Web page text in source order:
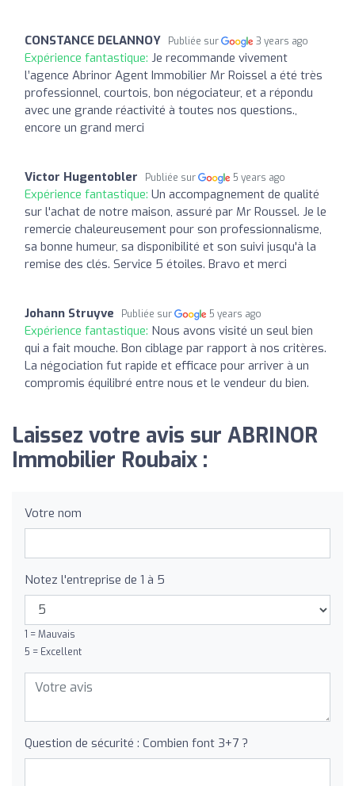
CONSTANCE DELANNOY Publiée sur 3 years ago
Expérience fantastique: Je recommande vivement
l’agence Abrinor Agent Immobilier Mr Roissel a été très
professionnel, courtois, bon négociateur, et a répondu
avec une grande réactivité à toutes nos questions.,
encore un grand merci
Victor Hugentobler Publiée sur 5 years ago
Expérience fantastique: Un accompagnement de qualité
sur l'achat de notre maison, assuré par Mr Roussel. Je le
remercie chaleureusement pour son professionnalisme,
sa bonne humeur, sa disponibilité et son suivi jusqu'à la
remise des clés. Service 5 étoiles. Bravo et merci
Johann Struyve Publiée sur 5 years ago
Expérience fantastique: Nous avons visité un seul bien
qui a fait mouche. Bon ciblage par rapport à nos critères.
La négociation fut rapide et efficace pour arriver à un
compromis équilibré entre nous et le vendeur du bien.
Laissez votre avis sur ABRINOR
Immobilier Roubaix :
Votre nom
Notez l'entreprise de 1 à 5
1 = Mauvais
5 = Excellent
Question de sécurité : Combien font 3+7 ?